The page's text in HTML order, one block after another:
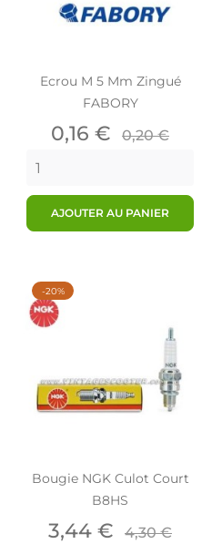
Ecrou M 5 Mm Zingué
FABORY
Prix
0,16 € Prix
0,20 €
AJOUTER AU PANIER
Bougie NGK Culot Court
B8HS
Prix
3,44 € Prix
4,30 €
-20%